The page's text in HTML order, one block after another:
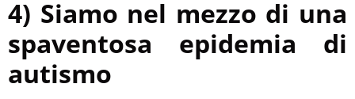
4) Siamo nel mezzo di una
spaventosa epidemia di
autismo